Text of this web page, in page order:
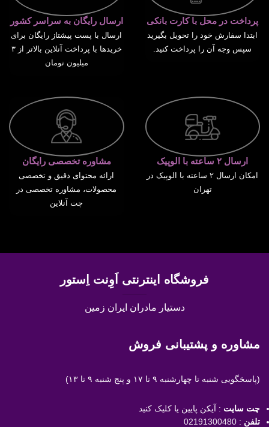
پرداخت در محل با کارت بانکی
ابتدا سفارش خود را تحویل بگیرید
سپس وجه آن را پرداخت کنید.
ارسال رایگان به سراسر کشور
ارسال با پست پیشتاز رایگان برای
خریدها با پرداخت آنلاین بالاتر از ۳
میلیون تومان
ارسال ۲ ساعته با الوپیک
امکان ارسال ۲ ساعته با الوپیک در
تهران
مشاوره تخصصی رایگان
ارائه محتوای دقیق و تخصصی
محصولات، مشاوره تخصصی در
چت آنلاین
فروشگاه اینترنتی اَوِنت اِستور
دستیار مادران ایران زمین
مشاوره و پشتیبانی فروش
(پاسخگویی شنبه تا چهارشنبه ۹ تا ۱۷ و پنج شنبه ۹ تا ۱۳)
چت سایت : آیکن پایین یا کلیک کنید
تلفن :
02191300480